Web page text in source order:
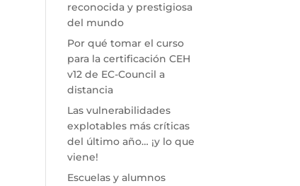
reconocida y prestigiosa
del mundo
Por qué tomar el curso
para la certificación CEH
v12 de EC-Council a
distancia
Las vulnerabilidades
explotables más críticas
del último año… ¡y lo que
viene!
Escuelas y alumnos